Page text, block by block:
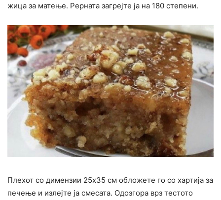
жица за матење. Рерната загрејте ја на 180 степени.
Плехот со димензии 25х35 см обложете го со хартија за
печење и излејте ја смесата. Одозгора врз тестото